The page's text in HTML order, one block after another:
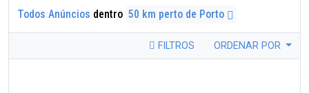
Todos Anúncios dentro 50 km perto de Porto
FILTROS ORDENAR POR